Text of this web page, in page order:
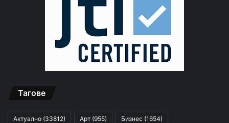
Тагове
Актуално (33812) Арт (955) Бизнес (1654)